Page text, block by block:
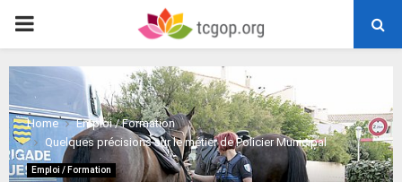
PRIMARY
MENU
Home
Emploi / Formation
Quelques précisions sur le métier de Policier Municipal
Emploi / Formation